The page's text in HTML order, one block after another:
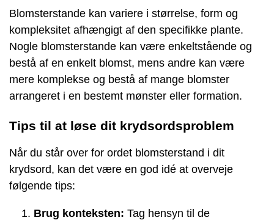
Blomsterstande kan variere i størrelse, form og
kompleksitet afhængigt af den specifikke plante.
Nogle blomsterstande kan være enkeltstående og
bestå af en enkelt blomst, mens andre kan være
mere komplekse og bestå af mange blomster
arrangeret i en bestemt mønster eller formation.
Tips til at løse dit krydsordsproblem
Når du står over for ordet blomsterstand i dit
krydsord, kan det være en god idé at overveje
følgende tips:
Brug konteksten: Tag hensyn til de